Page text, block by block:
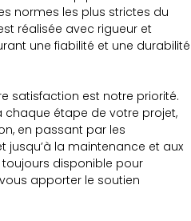
normes les plus strictes du
réalisée avec rigueur et
une fiabilité et une durabilité
satisfaction est notre priorité.
étape de votre projet,
en passant par les
la maintenance et aux
disponible pour
apporter le soutien